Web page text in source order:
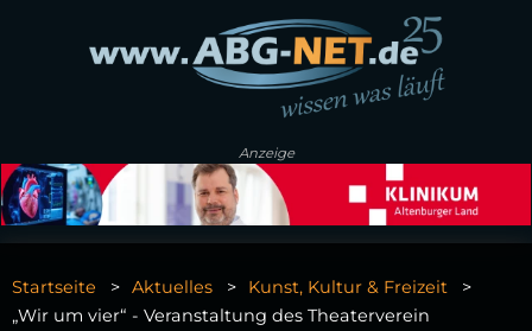
Anzeige
Startseite Aktuelles
Kunst, Kultur & Freizeit
„Wir um vier“ - Veranstaltung des Theaterverein